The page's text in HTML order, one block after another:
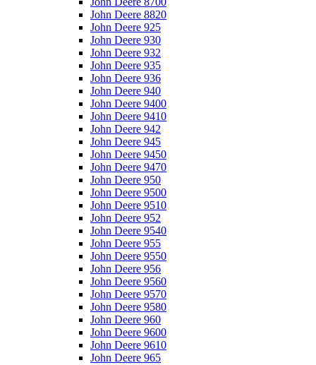
John Deere 8820
John Deere 925
John Deere 930
John Deere 932
John Deere 935
John Deere 936
John Deere 940
John Deere 9400
John Deere 9410
John Deere 942
John Deere 945
John Deere 9450
John Deere 9470
John Deere 950
John Deere 9500
John Deere 9510
John Deere 952
John Deere 9540
John Deere 955
John Deere 9550
John Deere 956
John Deere 9560
John Deere 9570
John Deere 9580
John Deere 960
John Deere 9600
John Deere 9610
John Deere 965